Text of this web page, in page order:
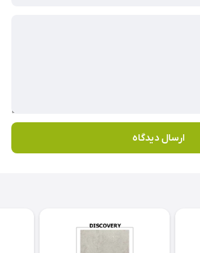
ارسال دیدگاه